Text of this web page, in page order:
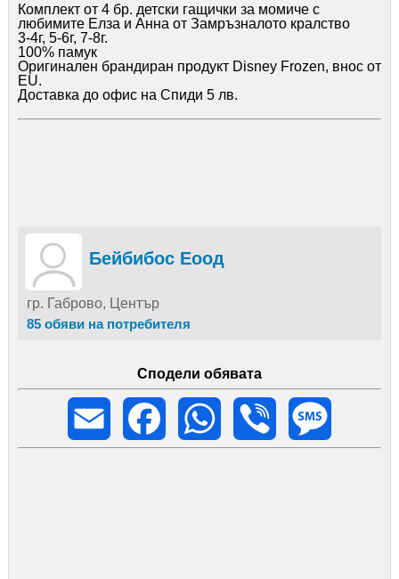
Комплект от 4 бр. детски гащички за момиче с
любимите Елза и Анна от Замръзналото кралство
3-4г, 5-6г, 7-8г.
100% памук
Оригинален брандиран продукт Disney Frozen, внос от
EU.
Доставка до офис на Спиди 5 лв.
Бейбибос Еоод
гр. Габрово, Център
85 обяви на потребителя
Сподели обявата
Email
Facebook WhatsApp Viber